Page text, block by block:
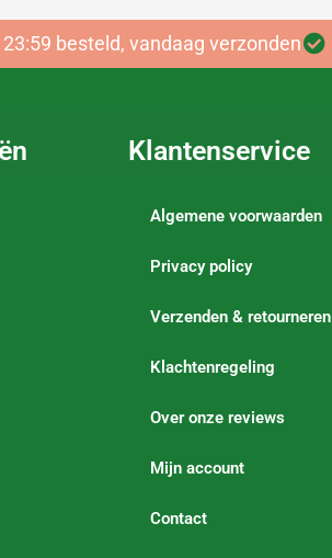
besteld, vandaag verzonden
Klantenservice
Algemene voorwaarden
Privacy policy
Verzenden & retourneren
Klachtenregeling
Over onze reviews
Mijn account
Contact